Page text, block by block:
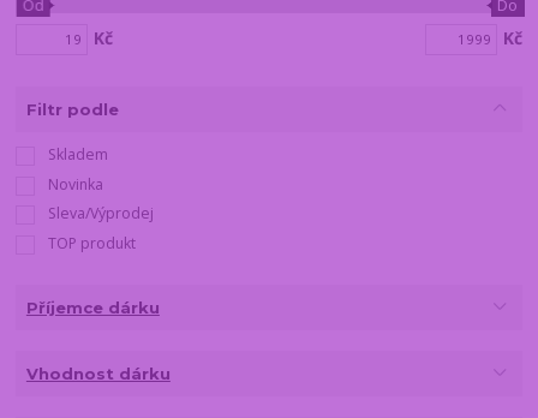
Kč
Od Do
Kč
Filtr podle
Skladem
Novinka
Sleva/Výprodej
TOP produkt
Příjemce dárku
Vhodnost dárku